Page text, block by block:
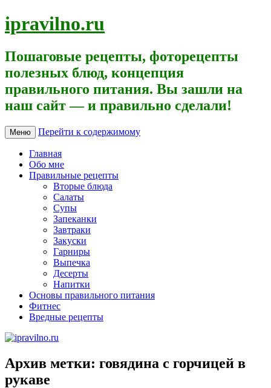
ipravilno.ru
Пошаговые рецепты, фоторецепты
полезных блюд, концепция
правильного питания. Вы зашли на
наш сайт — и правильно сделали!
Меню Перейти к содержимому
Главная
Обо мне
Правильные рецепты
Вторые блюда
Салаты
Супы
Запеканки
Завтраки
Закуски
Гарниры
Выпечка
Десерты
Напитки
Основы правильного питания
Фитнес
Вредные рецепты
Архив метки: говядина с горчицей в
рукаве